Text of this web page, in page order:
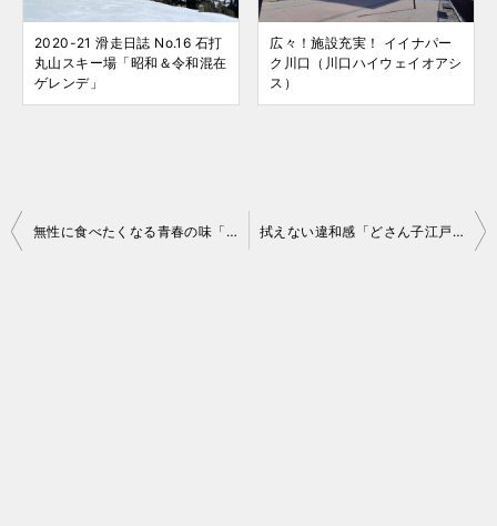
2020-21 滑走日誌 No.16 石打
丸山スキー場「昭和＆令和混在
ゲレンデ」
広々！施設充実！ イイナパー
ク川口（川口ハイウェイオアシ
ス）
投
無性に食べたくなる青春の味「るーぱん」に行ってきました 拭えない違和感「どさん子江戸崎店」さんのみそラーメン